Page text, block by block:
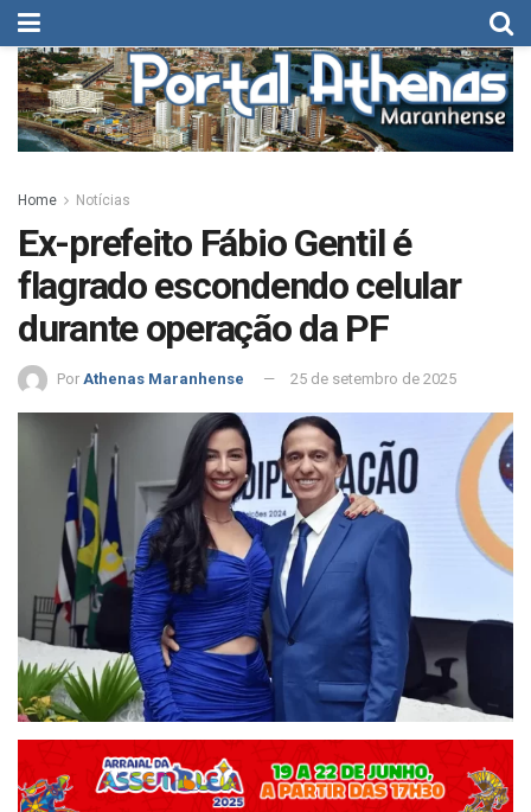
Home Notícias
Ex-prefeito Fábio Gentil é
flagrado escondendo celular
durante operação da PF
Por Athenas Maranhense 25 de setembro de 2025